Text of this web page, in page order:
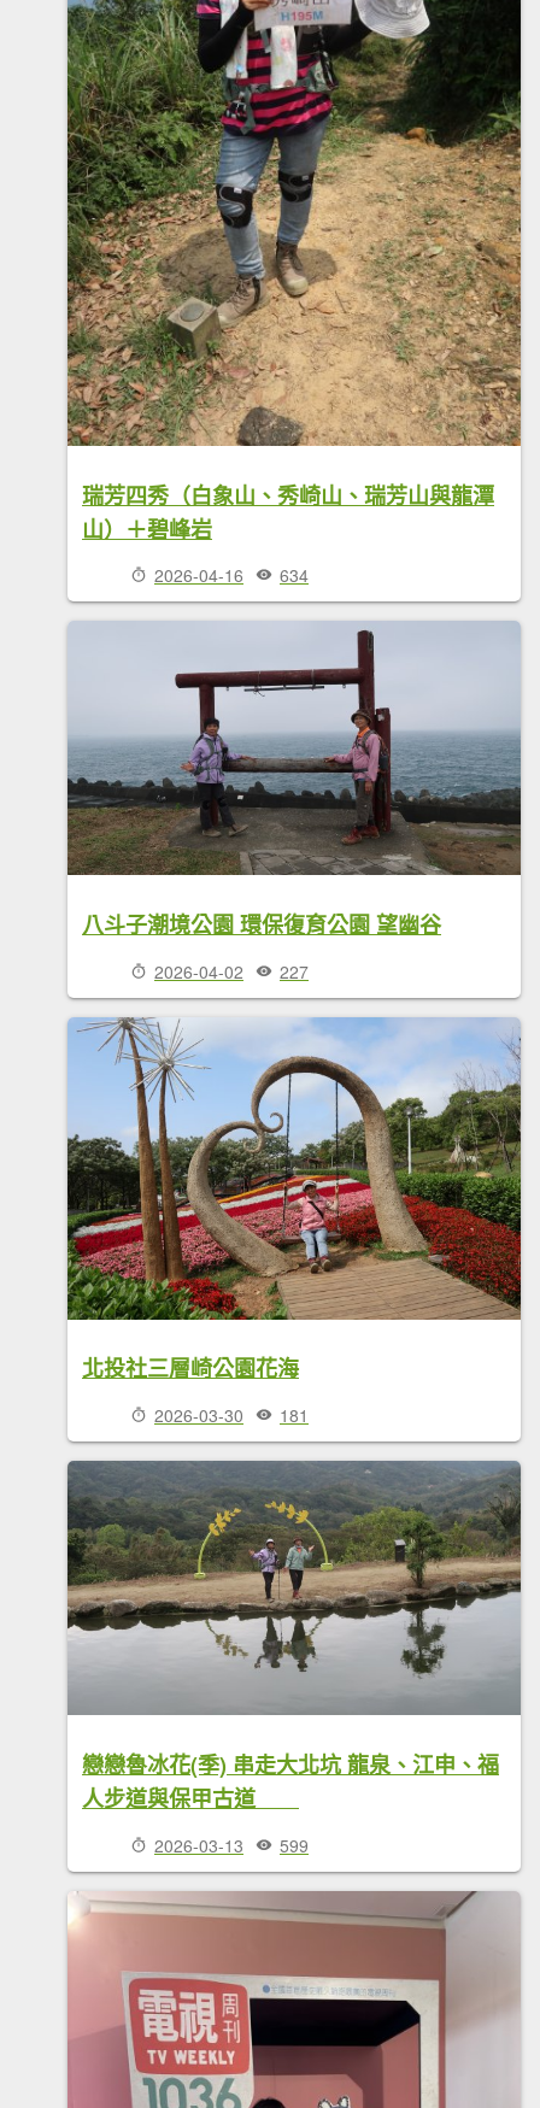
瑞芳四秀（白象山、秀崎山、瑞芳山與龍潭
山）＋碧峰岩
2026-04-16 634
八斗子潮境公園 環保復育公園 望幽谷
2026-04-02 227
北投社三層崎公園花海
2026-03-30 181
戀戀魯冰花(季) 串走大北坑 龍泉、江申、福
人步道與保甲古道
2026-03-13 599